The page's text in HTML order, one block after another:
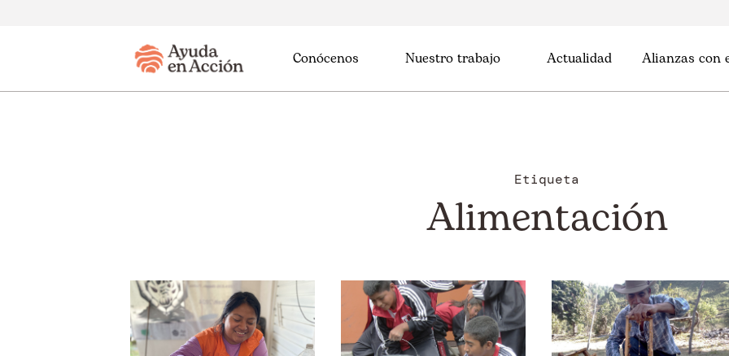
Conócenos Nuestro trabajo Actualidad Alianzas con
Etiqueta
Alimentación